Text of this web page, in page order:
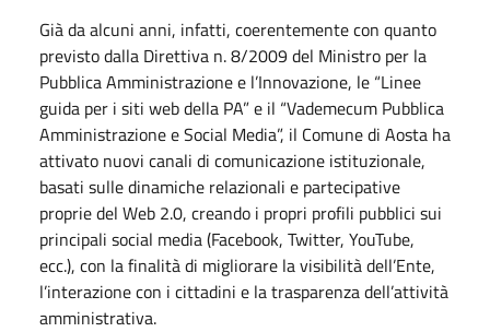
Già da alcuni anni, infatti, coerentemente con quanto
previsto dalla Direttiva n. 8/2009 del Ministro per la
Pubblica Amministrazione e l’Innovazione, le “Linee
guida per i siti web della PA” e il “Vademecum Pubblica
Amministrazione e Social Media”, il Comune di Aosta ha
attivato nuovi canali di comunicazione istituzionale,
basati sulle dinamiche relazionali e partecipative
proprie del Web 2.0, creando i propri profili pubblici sui
principali social media (Facebook, Twitter, YouTube,
ecc.), con la finalità di migliorare la visibilità dell’Ente,
l’interazione con i cittadini e la trasparenza dell’attività
amministrativa.